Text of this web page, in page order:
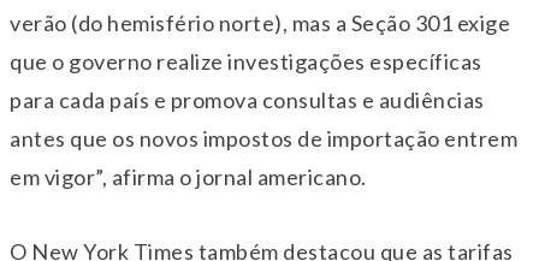
verão (do hemisfério norte), mas a Seção 301 exige
que o governo realize investigações específicas
para cada país e promova consultas e audiências
antes que os novos impostos de importação entrem
em vigor”, afirma o jornal americano.
O New York Times também destacou que as tarifas